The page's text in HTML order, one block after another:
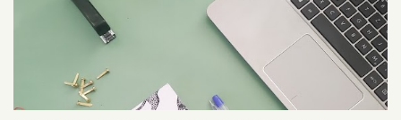
sollten der Lebenslauf sowie das Anschreiben einen gemeinsamen roten Faden besitzen. Dem
Personaler sollte vermittelt werden, dass sowohl Lebenslauf als auch Anschreiben zu einer Person
gehören. 2. Unübersichtliches Design Der Leser sollte auf den ersten Bli...